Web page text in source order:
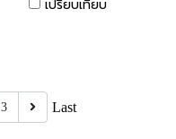
เปรียบเทียบ
3 Last